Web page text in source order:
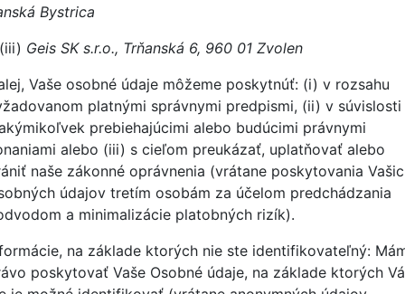
Bystrica
Geis SK s.r.o., Trňanská 6, 960 01 Zvolen
Vaše osobné údaje môžeme poskytnúť: (i) v rozsahu
platnými správnymi predpismi, (ii) v súvislosti
prebiehajúcimi alebo budúcimi právnymi
alebo (iii) s cieľom preukázať, uplatňovať alebo
naše zákonné oprávnenia (vrátane poskytovania
údajov tretím osobám za účelom predchádzania
a minimalizácie platobných rizík).
na základe ktorých nie ste identifikovateľný:
poskytovať Vaše Osobné údaje, na základe ktorých